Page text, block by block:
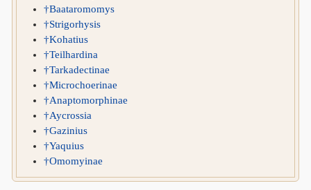
†Baataromomys
†Strigorhysis
†Kohatius
†Teilhardina
†Tarkadectinae
†Microchoerinae
†Anaptomorphinae
†Aycrossia
†Gazinius
†Yaquius
†Omomyinae